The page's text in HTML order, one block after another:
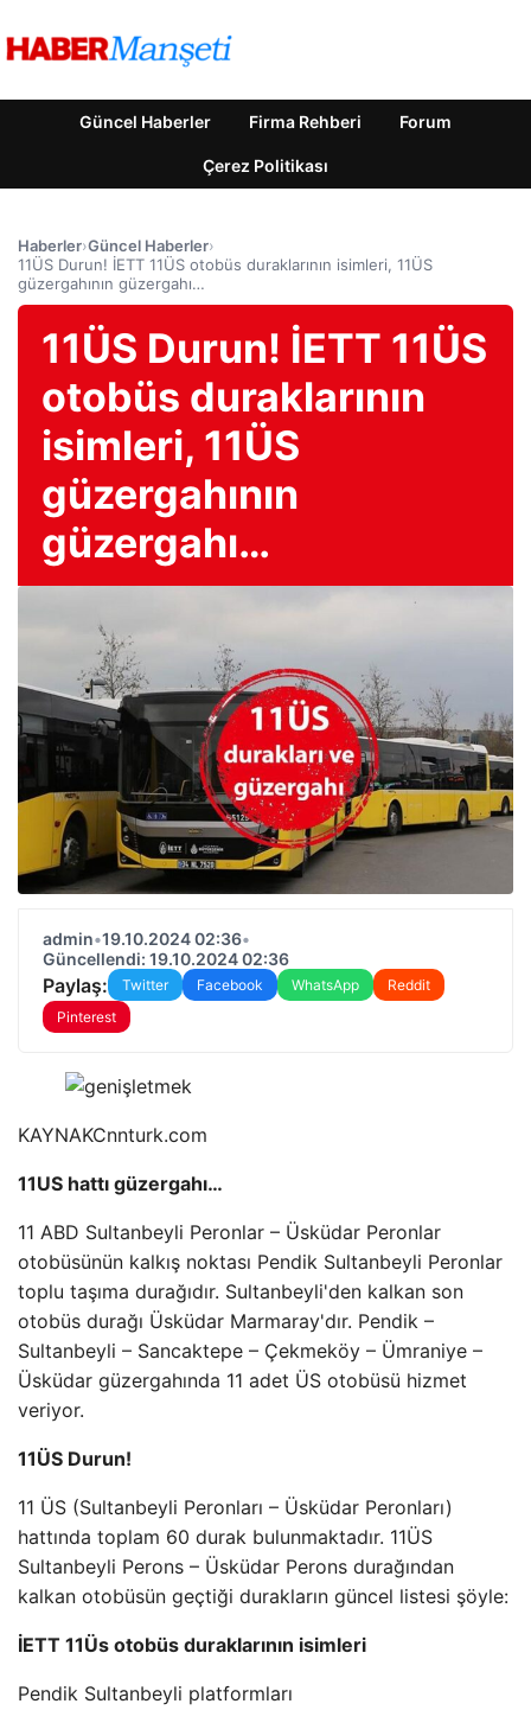
Güncel Haberler Firma Rehberi Forum
Çerez Politikası
Haberler›Güncel Haberler›
11ÜS Durun! İETT 11ÜS otobüs duraklarının isimleri, 11ÜS
güzergahının güzergahı…
11ÜS Durun! İETT 11ÜS
otobüs duraklarının
isimleri, 11ÜS
güzergahının
güzergahı…
admin•19.10.2024 02:36•
Güncellendi: 19.10.2024 02:36
Paylaş: Twitter Facebook WhatsApp
Reddit
Pinterest
KAYNAKCnnturk.com
11US hattı güzergahı…
11 ABD Sultanbeyli Peronlar – Üsküdar Peronlar
otobüsünün kalkış noktası Pendik Sultanbeyli Peronlar
toplu taşıma durağıdır. Sultanbeyli'den kalkan son
otobüs durağı Üsküdar Marmaray'dır. Pendik –
Sultanbeyli – Sancaktepe – Çekmeköy – Ümraniye –
Üsküdar güzergahında 11 adet ÜS otobüsü hizmet
veriyor.
11ÜS Durun!
11 ÜS (Sultanbeyli Peronları – Üsküdar Peronları)
hattında toplam 60 durak bulunmaktadır. 11ÜS
Sultanbeyli Perons – Üsküdar Perons durağından
kalkan otobüsün geçtiği durakların güncel listesi şöyle:
İETT 11Üs otobüs duraklarının isimleri
Pendik Sultanbeyli platformları